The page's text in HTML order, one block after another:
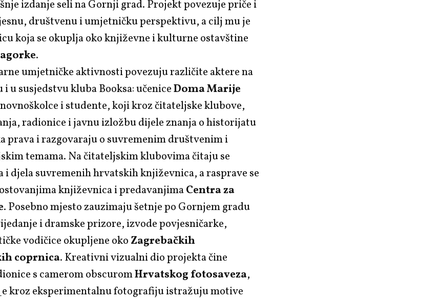
izdanje seli na Gornji grad. Projekt povezuje priče i
društvenu i umjetničku perspektivu, a cilj mu je
koja se okuplja oko književne i kulturne ostavštine
.
umjetničke aktivnosti povezuju različite aktere na
u susjedstvu kluba Booksa: učeniceDoma Marije
i studente, koji kroz čitateljske klubove,
radionice i javnu izložbu dijele znanja o historijatu
prava i razgovaraju o suvremenim društvenim i
temama. Na čitateljskim klubovima čitaju se
i djela suvremenih hrvatskih književnica, a rasprave se
književnica i predavanjimaCentra za
. Posebno mjesto zauzimaju šetnje po Gornjem gradu
i dramske prizore, izvode povjesničarke,
vodičice okupljene oko Zagrebačkih
coprnica. Kreativni vizualni dio projekta čine
s camerom obscuromHrvatskog fotosaveza,
kroz eksperimentalnu fotografiju istražuju motive